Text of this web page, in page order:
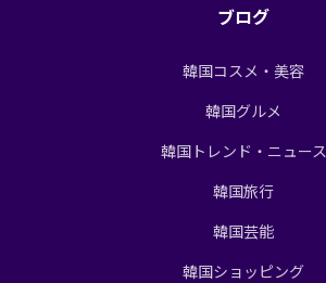
ブログ
韓国コスメ・美容
韓国グルメ
韓国トレンド・ニュース
韓国旅行
韓国芸能
韓国ショッピング